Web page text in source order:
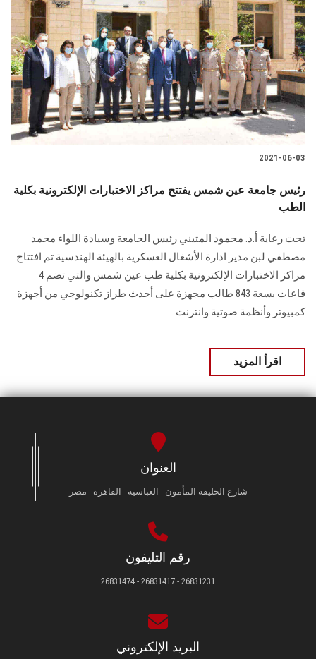
الطلاب
هيئة التدريس
الدراسات العليا
الخريجين
سجل الان
2021-06-03
رئيس جامعة عين شمس يفتتح مراكز الاختبارات الإلكترونية بكلية
الطب
تحت رعاية أ.د. محمود المتيني رئيس الجامعة وسيادة اللواء محمد
مصطفي لبن مدير ادارة الأشغال العسكرية بالهيئة الهندسية تم افتتاح
مراكز الاختبارات الإلكترونية بكلية طب عين شمس والتي تضم 4
قاعات بسعة 843 طالب مجهزة على أحدث طراز تكنولوجي من أجهزة
كمبيوتر وأنظمة صوتية وانترنت
اقرأ المزيد
العنوان
شارع الخليفة المأمون - العباسية - القاهرة - مصر
رقم التليفون
26831231 - 26831417 - 26831474
البريد الإلكتروني